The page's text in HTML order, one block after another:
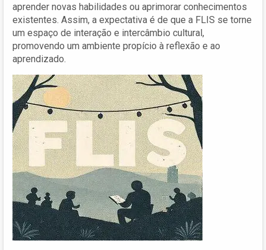
aprender novas habilidades ou aprimorar conhecimentos
existentes. Assim, a expectativa é de que a FLIS se torne
um espaço de interação e intercâmbio cultural,
promovendo um ambiente propício à reflexão e ao
aprendizado.